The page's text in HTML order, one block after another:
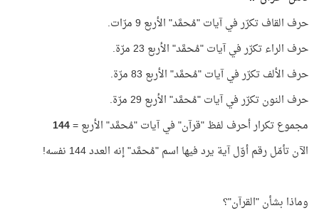
حرف القاف تكرّر في آيات "مُحمَّد" الأربع 9 مرّات.
حرف الراء تكرّر في آيات "مُحمَّد" الأربع 23 مرّة.
حرف الألف تكرّر في آيات "مُحمَّد" الأربع 83 مرّة.
حرف النون تكرّر في آيات "مُحمَّد" الأربع 29 مرّة.
مجموع تكرار أحرف لفظ "قرآن" في آيات "مُحمَّد" الأربع =144
الآن تأمّل رقم أوّل آية يرد فيها اسم "مُحمَّد" إنه العدد 144 نفسه!
وماذا بشأن "القرآن"؟